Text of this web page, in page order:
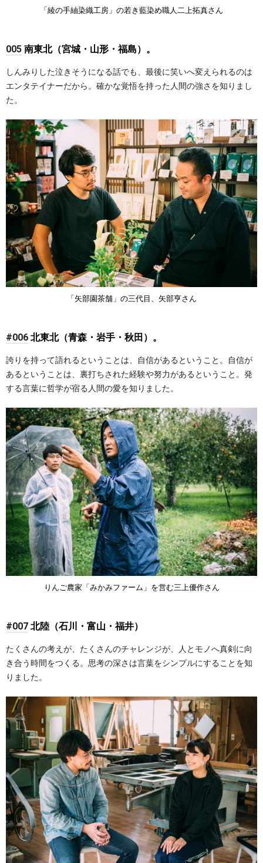
「綾の手紬染織工房」の若き藍染め職人二上拓真さん
005 南東北（宮城・山形・福島）。
しんみりした泣きそうになる話でも、最後に笑いへ変えられるのは
エンタテイナーだから。確かな覚悟を持った人間の強さを知りまし
た。
「矢部園茶舗」の三代目、矢部亨 さん
#006 北東北（青森・岩手・秋田）。
誇りを持って語れるということは、自信があるということ。自信が
あるということは、裏打ちされた経験や努力があるということ。発
する言葉に哲学が宿る人間の愛を知りました。
りんご農家「みかみファーム」を営む三上優作さん
#007 北陸（石川・富山・福井）
たくさんの考えが、たくさんのチャレンジが、人とモノへ真剣に向
き合う時間をつくる。思考の深さは言葉をシンプルにすることを知
りました。